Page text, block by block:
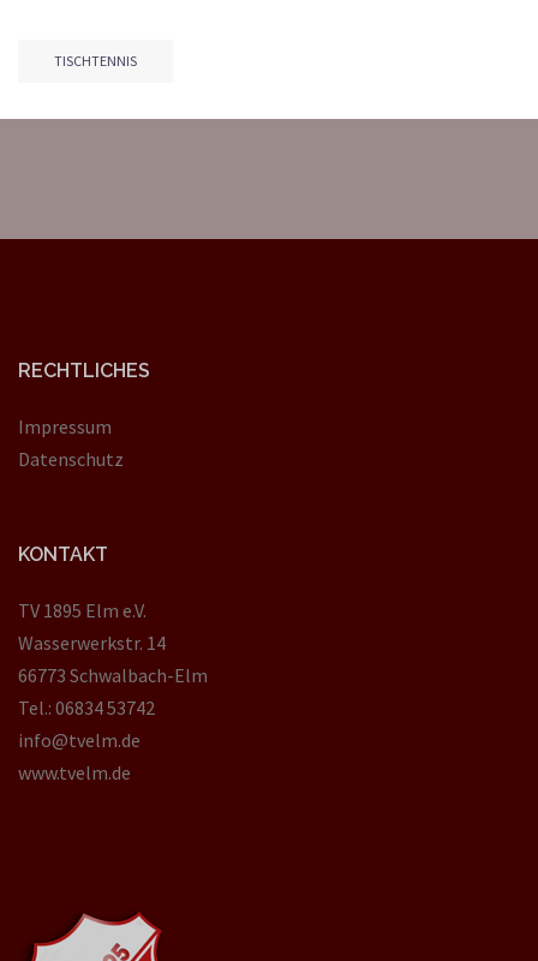
TISCHTENNIS
RECHTLICHES
Impressum
Datenschutz
KONTAKT
TV 1895 Elm e.V.
Wasserwerkstr. 14
66773 Schwalbach-Elm
Tel.: 06834 53742
info@tvelm.de
www.tvelm.de